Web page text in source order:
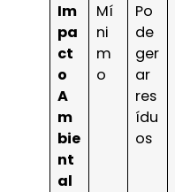
Im
pa
ct
o
A
m
bie
nt
al
Mí
ni
m
o
Po
de
ger
ar
res
ídu
os